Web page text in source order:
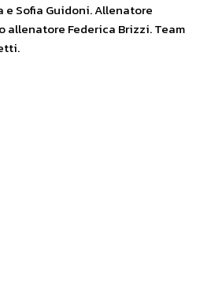
e Sofia Guidoni. Allenatore
allenatore Federica Brizzi. Team